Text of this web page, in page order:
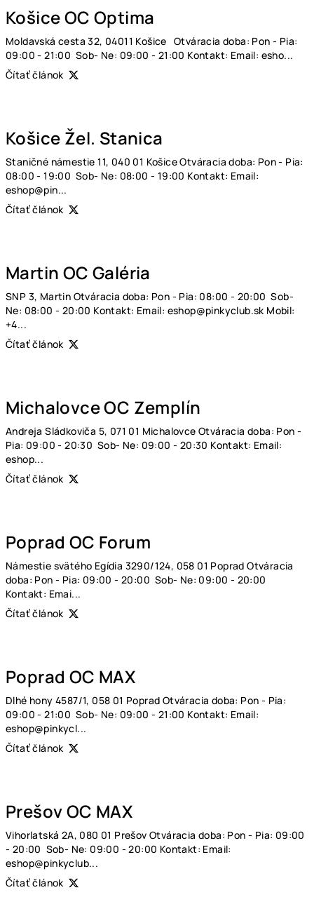
Košice OC Optima
Moldavská cesta 32, 04011 Košice Otváracia doba: Pon - Pia:
09:00 - 21:00 Sob- Ne: 09:00 - 21:00 Kontakt: Email: esho...
Čítať článok
Košice Žel. Stanica
Staničné námestie 11, 040 01 Košice Otváracia doba: Pon - Pia:
08:00 - 19:00 Sob- Ne: 08:00 - 19:00 Kontakt: Email:
eshop@pin...
Čítať článok
Martin OC Galéria
SNP 3, Martin Otváracia doba: Pon - Pia: 08:00 - 20:00 Sob-
Ne: 08:00 - 20:00 Kontakt: Email: eshop@pinkyclub.sk Mobil:
+4...
Čítať článok
Michalovce OC Zemplín
Andreja Sládkoviča 5, 071 01 Michalovce Otváracia doba: Pon -
Pia: 09:00 - 20:30 Sob- Ne: 09:00 - 20:30 Kontakt: Email:
eshop...
Čítať článok
Poprad OC Forum
Námestie svätého Egídia 3290/124, 058 01 Poprad Otváracia
doba: Pon - Pia: 09:00 - 20:00 Sob- Ne: 09:00 - 20:00
Kontakt: Emai...
Čítať článok
Poprad OC MAX
Dlhé hony 4587/1, 058 01 Poprad Otváracia doba: Pon - Pia:
09:00 - 21:00 Sob- Ne: 09:00 - 21:00 Kontakt: Email:
eshop@pinkycl...
Čítať článok
Prešov OC MAX
Vihorlatská 2A, 080 01 Prešov Otváracia doba: Pon - Pia: 09:00
- 20:00 Sob- Ne: 09:00 - 20:00 Kontakt: Email:
eshop@pinkyclub...
Čítať článok